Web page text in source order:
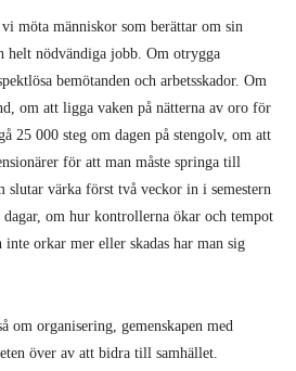
möta människor som berättar om sin
helt nödvändiga jobb. Om otrygga
bemötanden och arbetsskador. Om
om att ligga vaken på nätterna av oro för
25 000 steg om dagen på stengolv, om att
för att man måste springa till
slutar värka först två veckor in i semestern
dagar, om hur kontrollerna ökar och tempot
inte orkar mer eller skadas har man sig
om organisering, gemenskapen med
över av att bidra till samhället.